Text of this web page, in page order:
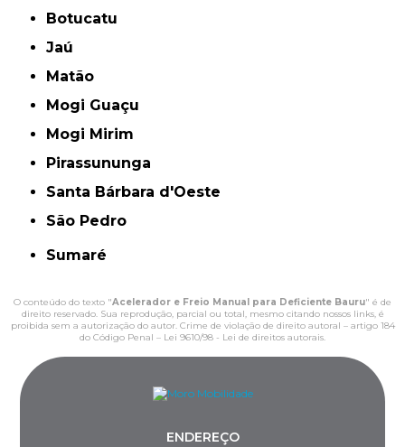
Botucatu
Jaú
Matão
Mogi Guaçu
Mogi Mirim
Pirassununga
Santa Bárbara d'Oeste
São Pedro
Sumaré
O conteúdo do texto "Acelerador e Freio Manual para Deficiente Bauru" é de
direito reservado. Sua reprodução, parcial ou total, mesmo citando nossos links, é
proibida sem a autorização do autor. Crime de violação de direito autoral – artigo 184
do Código Penal – Lei 9610/98 - Lei de direitos autorais.
ENDEREÇO